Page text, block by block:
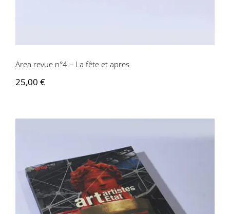
Area revue n°4 – La fête et apres
25,00 €